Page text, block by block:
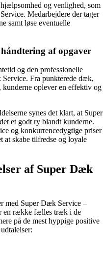
og venlighed, som
Medarbejdere der tager
samt løse eventuelle
af opgaver
og den professionelle
Fra punkterede dæk,
oplever en effektiv og
synes det klart, at Super
et godt ry blandt kunderne.
og konkurrencedygtige priser
at skabe tilfredse og loyale
af Super Dæk
med Super Dæk Service –
en række fælles træk i de
på de mest hyppige positive